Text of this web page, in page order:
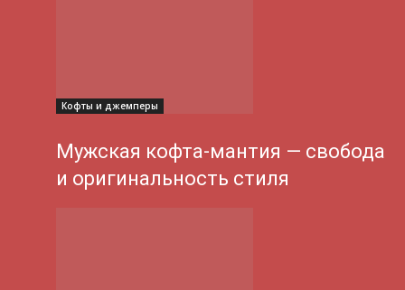
Кофты и джемперы
Мужская кофта-мантия — свобода
и оригинальность стиля